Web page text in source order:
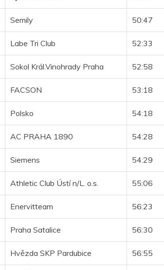
Semily 50:47
Labe Tri Club 52:33
Sokol Král.Vinohrady Praha 52:58
FACSON 53:18
Polsko 54:18
AC PRAHA 1890 54:28
Siemens 54:29
Athletic Club Ústí n/L. o.s. 55:06
Enervitteam 56:23
Praha Satalice 56:30
Hvězda SKP Pardubice 56:55